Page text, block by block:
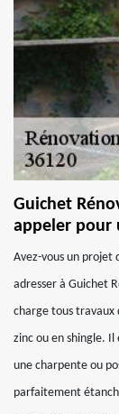
Guichet
appeler pour
Avez-vous un projet
adresser à Guichet
charge tous travaux
zinc ou en shingle.
une charpente ou
parfaitement